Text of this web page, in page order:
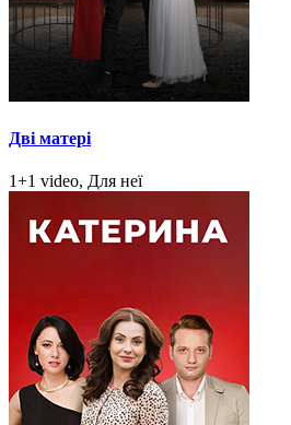
Дві матері
1+1 video, Для неї